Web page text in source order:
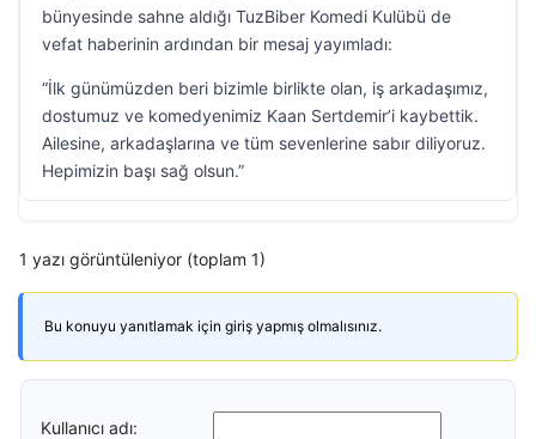
bünyesinde sahne aldığı TuzBiber Komedi Kulübü de
vefat haberinin ardından bir mesaj yayımladı:
“İlk günümüzden beri bizimle birlikte olan, iş arkadaşımız,
dostumuz ve komedyenimiz Kaan Sertdemir’i kaybettik.
Ailesine, arkadaşlarına ve tüm sevenlerine sabır diliyoruz.
Hepimizin başı sağ olsun.”
1 yazı görüntüleniyor (toplam 1)
Bu konuyu yanıtlamak için giriş yapmış olmalısınız.
Kullanıcı adı: